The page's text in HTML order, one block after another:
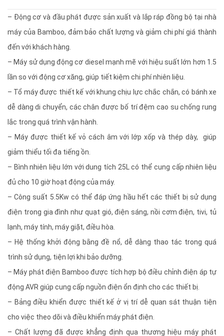
– Động cơ và đầu phát được sản xuất và lắp ráp đồng bộ tại nhà
máy của Bamboo, đảm bảo chất lượng và giảm chi phí giá thành
đến với khách hàng.
– Máy sử dụng động cơ diesel mạnh mẽ với hiệu suất lớn hơn 1.5
lần so với động cơ xăng, giúp tiết kiệm chi phí nhiên liệu.
– Tổ máy được thiết kế với khung chịu lực chắc chắn, có bánh xe
dễ dàng di chuyển, các chân được bố trí đệm cao su chống rung
lắc trong quá trình vận hành.
– Máy được thiết kế vỏ cách âm với lớp xốp và thép dày, giúp
giảm thiểu tối đa tiếng ồn.
– Bình nhiên liệu lớn với dung tích 25L có thể cung cấp nhiên liệu
đủ cho 10 giờ hoạt động của máy.
– Công suất 5.5Kw có thể đáp ứng hầu hết các thiết bị sử dụng
điện trong gia đình như quạt gió, điện sáng, nồi cơm điện, tivi, tủ
lạnh, máy tính, máy giặt, điều hòa.
– Hệ thống khởi động bằng đề nổ, dễ dàng thao tác trong quá
trình sử dụng, tiện lợi khi bảo dưỡng.
– Máy phát điện Bamboo được tích hợp bộ điều chỉnh điện áp tự
động AVR giúp cung cấp nguồn điện ổn định cho các thiết bị.
– Bảng điều khiển được thiết kế ở vị trí dễ quan sát thuận tiện
cho việc theo dõi và điều khiển máy phát điện.
– Chất lượng đã được khẳng định qua thương hiệu máy phát